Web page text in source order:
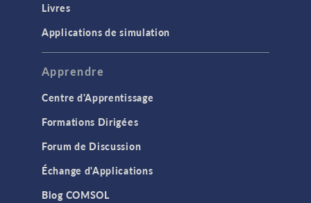
Livres
Applications de simulation
Apprendre
Centre d'Apprentissage
Formations Dirigées
Forum de Discussion
Échange d'Applications
Blog COMSOL